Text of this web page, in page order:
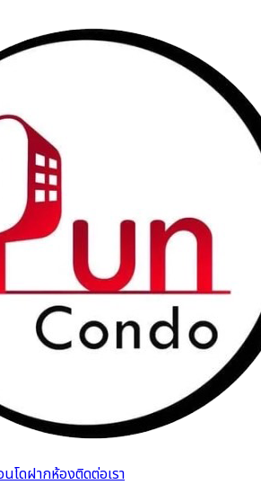
โดฝากห้องติดต่อเรา